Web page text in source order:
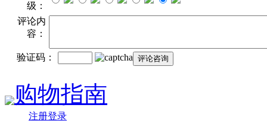
级：
评论内
容：
验证码：
购物指南
注册登录